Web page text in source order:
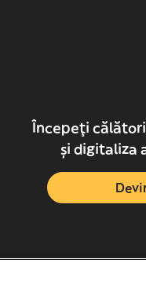
Începeți
și digitaliza